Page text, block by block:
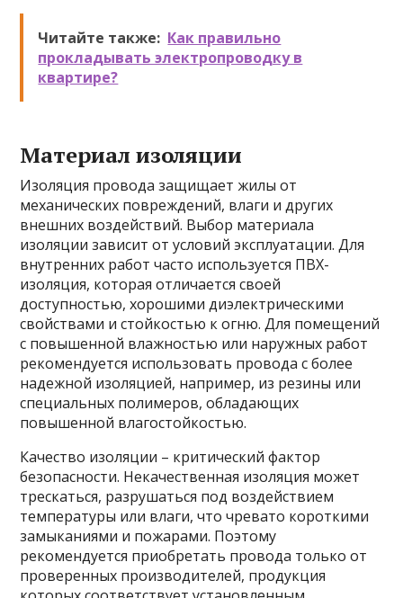
Читайте также: Как правильно
прокладывать электропроводку в
квартире?
Материал изоляции
Изоляция провода защищает жилы от
механических повреждений, влаги и других
внешних воздействий. Выбор материала
изоляции зависит от условий эксплуатации. Для
внутренних работ часто используется ПВХ-
изоляция, которая отличается своей
доступностью, хорошими диэлектрическими
свойствами и стойкостью к огню. Для помещений
с повышенной влажностью или наружных работ
рекомендуется использовать провода с более
надежной изоляцией, например, из резины или
специальных полимеров, обладающих
повышенной влагостойкостью.
Качество изоляции – критический фактор
безопасности. Некачественная изоляция может
трескаться, разрушаться под воздействием
температуры или влаги, что чревато короткими
замыканиями и пожарами. Поэтому
рекомендуется приобретать провода только от
проверенных производителей, продукция